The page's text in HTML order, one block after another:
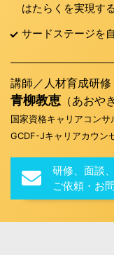
はたらくを実現す
サードステージを
講師／人材育成研
青柳教恵 （あおや
国家資格キャリアコンサ
GCDF-Jキャリアカウン
研修、面談
ご依頼・お